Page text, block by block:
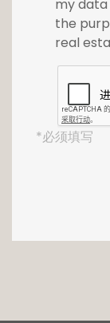
une
agence au
my
the
real
*必须填写